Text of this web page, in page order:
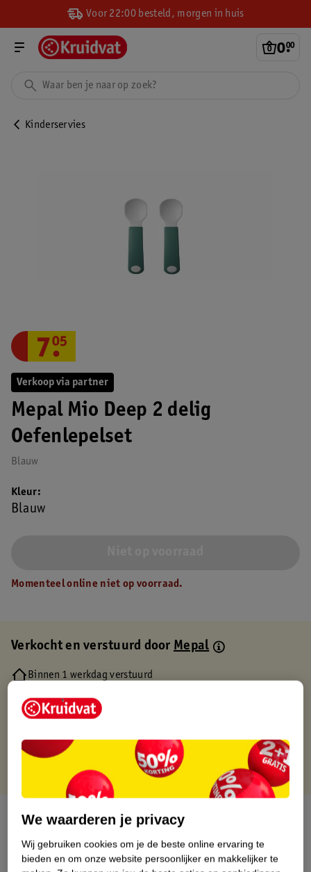
Voor 22:00 besteld, morgen in huis
0.
00
Kinderservies
Verkoop via partner
Mepal Mio Deep 2 delig
Oefenlepelset
Blauw
7.
05
Kleur
Blauw
Momenteel online niet op voorraad.
Verkocht en verstuurd doorMepal
Binnen 1 werkdag verstuurd
Gratis retourneren via verkooppartner.
Over dit product
Productinformatie
We waarderen je privacy
Wij gebruiken cookies om je de beste online ervaring te
bieden en om onze website persoonlijker en makkelijker te